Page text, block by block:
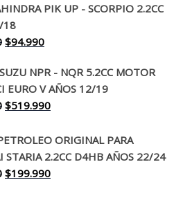
PIK UP - SCORPIO 2.2CC
18
El
original
era:
$130.000.
$94.990El
actual
es:
$94.990.
NPR - NQR 5.2CC MOTOR
EURO V AÑOS 12/19
El
original
era:
$650.000.
$519.990El
actual
es:
$519.990.
ORIGINAL PARA
STARIA 2.2CC D4HB AÑOS 22/24
El
$199.990El